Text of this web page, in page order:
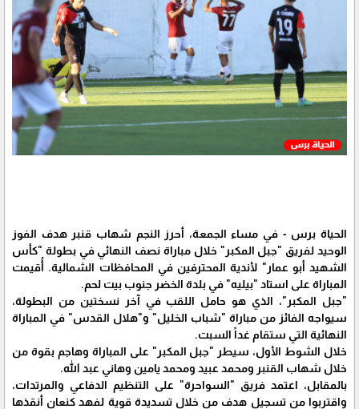
الحياة برس - في مساء الجمعة، أحرز النجم شهاب قنبر هدف الفوز
الوحيد لفريق "جبل المكبر" خلال مباراة نصف النهائي في بطولة "كأس
الشهيد أبو عمار" لأندية المحترفين في المحافظات الشمالية. أُقيمت
المباراة على استاد "بيليه" في بلدة الخضر جنوب بيت لحم.
"جبل المكبر"، الذي هو حامل اللقب في آخر نسختين من البطولة،
سيواجه الفائز من مباراة "شباب الخليل" و"هلال القدس" في المباراة
النهائية التي ستقام غداً السبت.
خلال الشوط الأول، سيطر "جبل المكبر" على المباراة وهاجم بقوة من
خلال شهاب القنبر ومحمد عبيد ومحمد يامين وهاني عبد الله.
بالمقابل، اعتمد فريق "السواحرة" على التنظيم الدفاعي والمرتدات،
واقتربوا من تسجيل هدف من خلال تسديدة قوية لفهد كنعان أنقذها